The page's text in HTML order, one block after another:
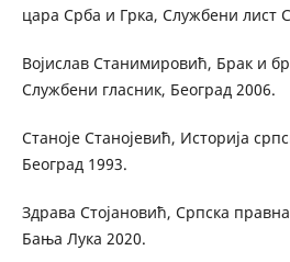
цара Срба и Грка, Службени лист
Војислав Станимировић, Брак и
Службени гласник, Београд 2006.
Станоје Станојевић, Историја
Београд 1993.
Здрава Стојановић, Српска
Бања Лука 2020.